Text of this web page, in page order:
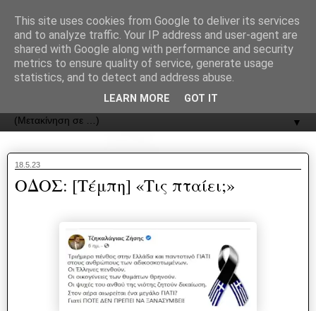
ΟΔΟΣ
▼
18.5.23
ΟΔΟΣ: [Τέμπη] «Τις πταίει;»
This site uses cookies from Google to deliver its services
and to analyze traffic. Your IP address and user-agent are
shared with Google along with performance and security
metrics to ensure quality of service, generate usage
statistics, and to detect and address abuse.
LEARN MORE GOT IT